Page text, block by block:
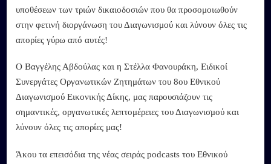
υποθέσεων των τριών δικαιοδοσιών που θα προσομοιωθούν
στην φετινή διοργάνωση του Διαγωνισμού και λύνουν όλες τις
απορίες γύρω από αυτές!
Ο Βαγγέλης Αβδούλας και η Στέλλα Φανουράκη, Ειδικοί
Συνεργάτες Οργανωτικών Ζητημάτων του 8ου Εθνικού
Διαγωνισμού Εικονικής Δίκης, μας παρουσιάζουν τις
σημαντικές, οργανωτικές λεπτομέρειες του Διαγωνισμού και
λύνουν όλες τις απορίες μας!
Άκου τα επεισόδια της νέας σειράς podcasts του Εθνικού